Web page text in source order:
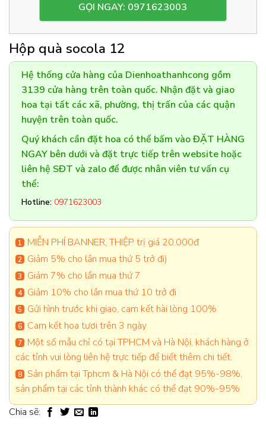
GỌI NGAY: 0971623003
Hộp quà socola 12
Hệ thống cửa hàng của Dienhoathanhcong gồm
3139 cửa hàng trên toàn quốc. Nhận đặt và giao
hoa tại tất các xã, phường, thị trấn của các quận
huyện trên toàn quốc.
Quý khách cần đặt hoa có thể bấm vào ĐẶT HÀNG
NGAY bên dưới và đặt trực tiếp trên website hoặc
liên hệ SĐT và zalo để được nhân viên tư vấn cụ
thể:
Hotline: 0971623003
MIỄN PHÍ BANNER, THIỆP trị giá 20.000đ
Giảm 5% cho lần mua thứ 5 trở đi)
Giảm 7% cho lần mua thứ 7
Giảm 10% cho lần mua thứ 10 trở đi
Gửi hình trước khi giao, cam kết hài lòng 100%
Cam kết hoa tươi trên 3 ngày
Một số mẫu chỉ có tại TPHCM và Hà Nội, khách hàng ở
các tỉnh vui lòng liên hệ trực tiếp để biết thêm chi tiết.
Sản phẩm tại Tphcm & Hà Nội có thể đạt 95%-98%,
sản phẩm tại các tỉnh thành khác có thể đạt 90%-95%
Chia sẽ: